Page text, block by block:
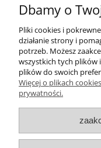
Szybka
Magnes to piękna
ucznia i nauczyciela, a
wręczenia i pełen
Dbamy o
Pliki cookies i
działanie strony i
potrzeb. Możesz
wszystkich tych plików
plików do swoich
Więcej o plikach
prywatności.